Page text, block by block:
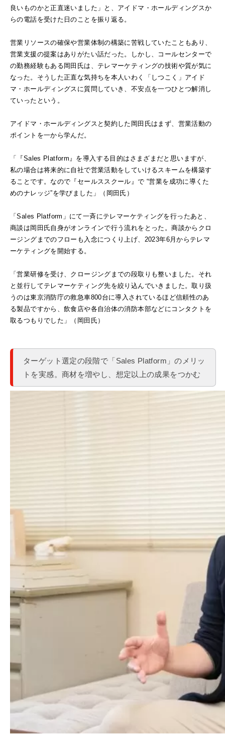
良いものかと正直迷いました」と、アイドマ・ホールディングスか
らの電話を受けた日のことを振り返る。
営業リソースの確保や営業体制の構築に苦戦していたこともあり、
営業支援の提案はありがたい話だった。しかし、コールセンターで
の勤務経験もある岡田氏は、テレマーケティングの技術や質が気に
なった。そうした正直な気持ちを本人いわく「しつこく」アイド
マ・ホールディングスに質問していき、不安点を一つひとつ解消し
ていったという。
アイドマ・ホールディングスと契約した岡田氏はまず、営業活動の
ポイントを一から学んだ。
「『Sales Platform』を導入する目的はさまざまだと思いますが、
私の場合は将来的に自社で営業活動をしていけるスキームを構築す
ることです。なので『セールススクール』で “営業を成功に導くた
めのナレッジ”を学びました」（岡田氏）
「Sales Platform」にて一斉にテレマーケティングを行ったあと、
商談は岡田氏自身がオンラインで行う流れをとった。商談からクロ
ージングまでのフローも入念につくり上げ、2023年6月からテレマ
ーケティングを開始する。
「営業研修を受け、クロージングまでの段取りも整いました。それ
と並行してテレマーケティング先を絞り込んでいきました。取り扱
うのは東京消防庁の救急車800台に導入されているほど信頼性のあ
る製品ですから、飲食店や各自治体の消防本部などにコンタクトを
取るつもりでした」（岡田氏）
ターゲット選定の段階で「Sales Platform」のメリッ
トを実感。商材を増やし、想定以上の成果をつかむ